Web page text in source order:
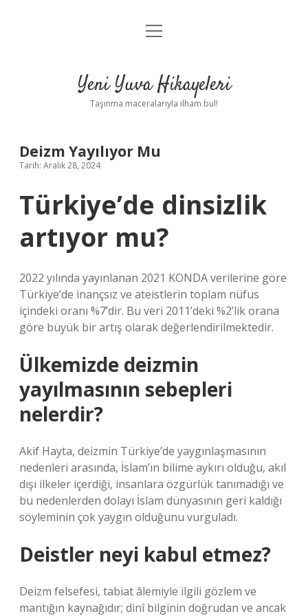
Anasayfa
Yasal Uyarı
menüyü
Yeni Yuva Hikayeleri
Taşınma maceralarıyla ilham bul!
Deizm Yayılıyor Mu
Tarih: Aralık 28, 2024
Türkiye’de dinsizlik
artıyor mu?
2022 yılında yayınlanan 2021 KONDA verilerine göre
Türkiye’de inançsız ve ateistlerin toplam nüfus
içindeki oranı %7’dir. Bu veri 2011’deki %2’lik orana
göre büyük bir artış olarak değerlendirilmektedir.
Ülkemizde deizmin
yayılmasının sebepleri
nelerdir?
Akif Hayta, deizmin Türkiye’de yaygınlaşmasının
nedenleri arasında, İslam’ın bilime aykırı olduğu, akıl
dışı ilkeler içerdiği, insanlara özgürlük tanımadığı ve
bu nedenlerden dolayı İslam dünyasının geri kaldığı
söyleminin çok yaygın olduğunu vurguladı.
Deistler neyi kabul etmez?
Deizm felsefesi, tabiat âlemiyle ilgili gözlem ve
mantığın kaynağıdır; dinî bilginin doğrudan ve ancak